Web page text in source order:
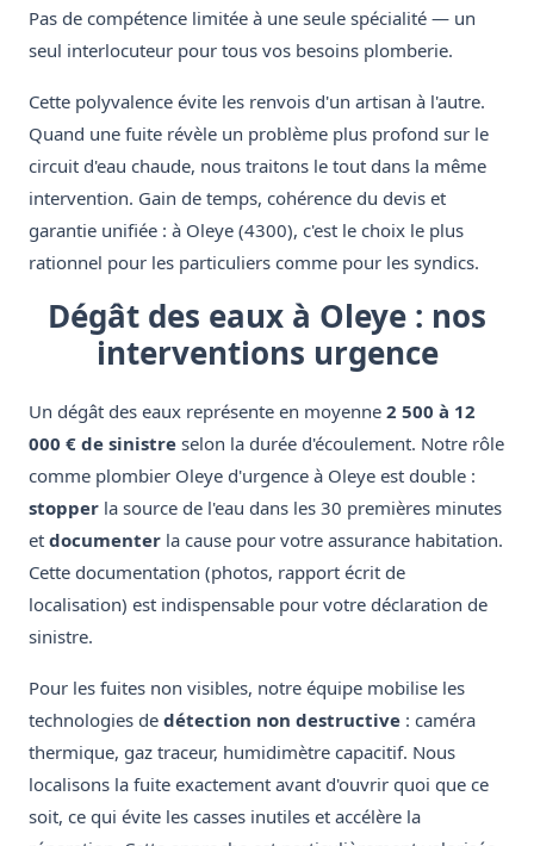
Pas de compétence limitée à une seule spécialité — un
seul interlocuteur pour tous vos besoins plomberie.
Cette polyvalence évite les renvois d'un artisan à l'autre.
Quand une fuite révèle un problème plus profond sur le
circuit d'eau chaude, nous traitons le tout dans la même
intervention. Gain de temps, cohérence du devis et
garantie unifiée : à Oleye (4300), c'est le choix le plus
rationnel pour les particuliers comme pour les syndics.
Dégât des eaux à Oleye : nos
interventions urgence
Un dégât des eaux représente en moyenne 2 500 à 12
000 € de sinistre selon la durée d'écoulement. Notre rôle
comme plombier Oleye d'urgence à Oleye est double :
stopper la source de l'eau dans les 30 premières minutes
et documenter la cause pour votre assurance habitation.
Cette documentation (photos, rapport écrit de
localisation) est indispensable pour votre déclaration de
sinistre.
Pour les fuites non visibles, notre équipe mobilise les
technologies de détection non destructive : caméra
thermique, gaz traceur, humidimètre capacitif. Nous
localisons la fuite exactement avant d'ouvrir quoi que ce
soit, ce qui évite les casses inutiles et accélère la